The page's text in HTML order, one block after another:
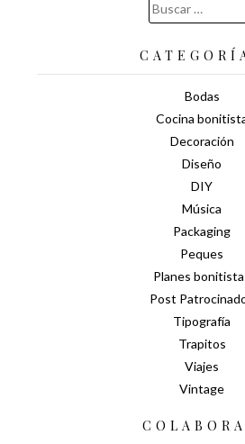
Buscar:
Bodas
Cocina
Decoración
Diseño
DIY
Música
Packaging
Peques
Planes
Post
Tipografía
Trapitos
Viajes
Vintage